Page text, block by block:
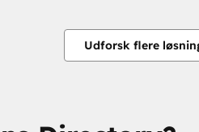
Udforsk flere